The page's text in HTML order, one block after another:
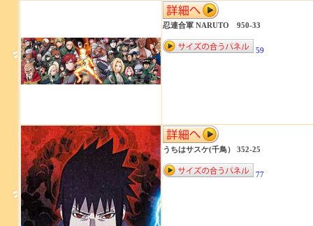
忍連合軍 NARUTO 950-33
59
うちはサスケ(千鳥） 352-25
77